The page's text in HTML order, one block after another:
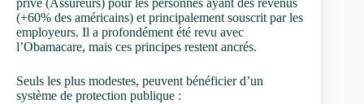
privé (Assureurs) pour les personnes ayant des revenus
(+60% des américains) et principalement souscrit par les
employeurs. Il a profondément été revu avec
l’Obamacare, mais ces principes restent ancrés.
Seuls les plus modestes, peuvent bénéficier d’un
système de protection publique :